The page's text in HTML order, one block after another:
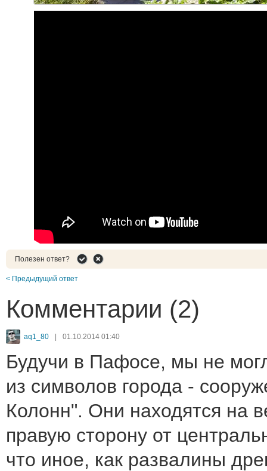
Полезен ответ?
< Предыдущий ответ
Комментарии (2)
aq1_80 | 01.10.2014 01:40
Будучи в Пафосе, мы не
из символов города -
Колонн". Они находятся на
правую сторону от
что иное, как развалины